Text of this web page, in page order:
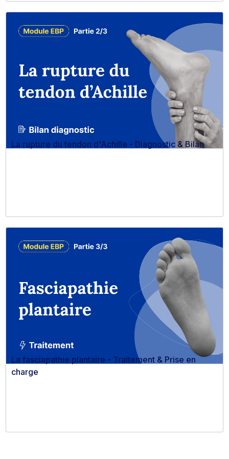
La rupture du tendon d'Achille - Diagnostic & Bilan
La fasciapathie plantaire - Traitement & Prise en
charge